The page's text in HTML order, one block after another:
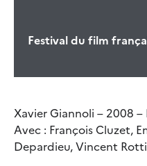
Festival du film
Xavier Giannoli – 2008 –
Avec : François Cluzet,
Depardieu, Vincent